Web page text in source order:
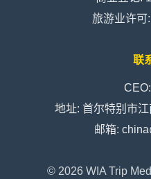
旅游业许可
联
地址: 首尔特别市
邮箱:
© 2026 WIA Trip